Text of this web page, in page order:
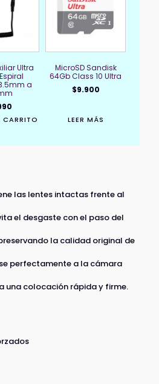
Ultra
a
CARRITO
MicroSD Sandisk
64Gb Class 10 Ultra
$9.900
LEER MÁS
las lentes intactas frente al
el desgaste con el paso del
la calidad original de
perfectamente a la cámara
una colocación rápida y firme.